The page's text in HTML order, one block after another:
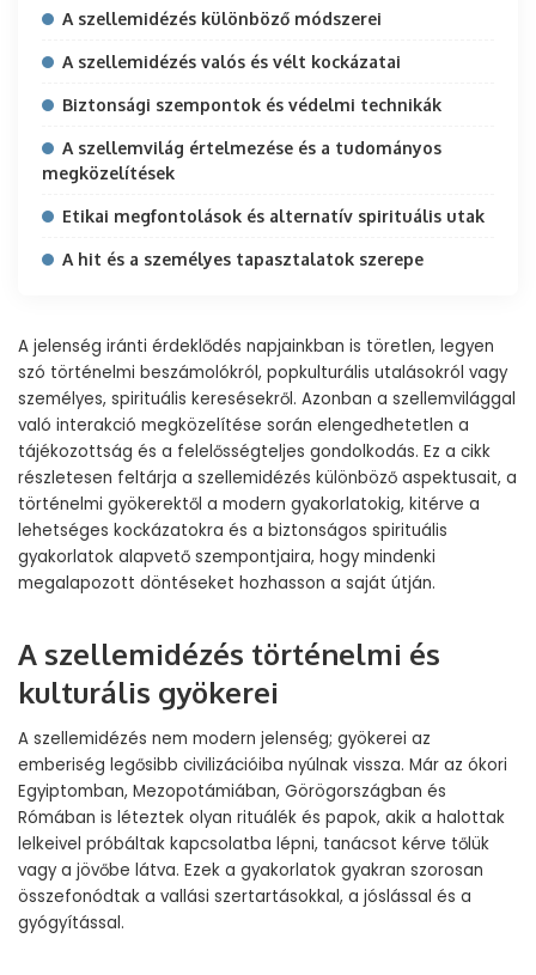
A szellemidézés különböző módszerei
A szellemidézés valós és vélt kockázatai
Biztonsági szempontok és védelmi technikák
A szellemvilág értelmezése és a tudományos
megközelítések
Etikai megfontolások és alternatív spirituális utak
A hit és a személyes tapasztalatok szerepe
A jelenség iránti érdeklődés napjainkban is töretlen, legyen
szó történelmi beszámolókról, popkulturális utalásokról vagy
személyes, spirituális keresésekről. Azonban a szellemvilággal
való interakció megközelítése során elengedhetetlen a
tájékozottság és a felelősségteljes gondolkodás. Ez a cikk
részletesen feltárja a szellemidézés különböző aspektusait, a
történelmi gyökerektől a modern gyakorlatokig, kitérve a
lehetséges kockázatokra és a biztonságos spirituális
gyakorlatok alapvető szempontjaira, hogy mindenki
megalapozott döntéseket hozhasson a saját útján.
A szellemidézés történelmi és
kulturális gyökerei
A szellemidézés nem modern jelenség; gyökerei az
emberiség legősibb civilizációiba nyúlnak vissza. Már az ókori
Egyiptomban, Mezopotámiában, Görögországban és
Rómában is léteztek olyan rituálék és papok, akik a halottak
lelkeivel próbáltak kapcsolatba lépni, tanácsot kérve tőlük
vagy a jövőbe látva. Ezek a gyakorlatok gyakran szorosan
összefonódtak a vallási szertartásokkal, a jóslással és a
gyógyítással.